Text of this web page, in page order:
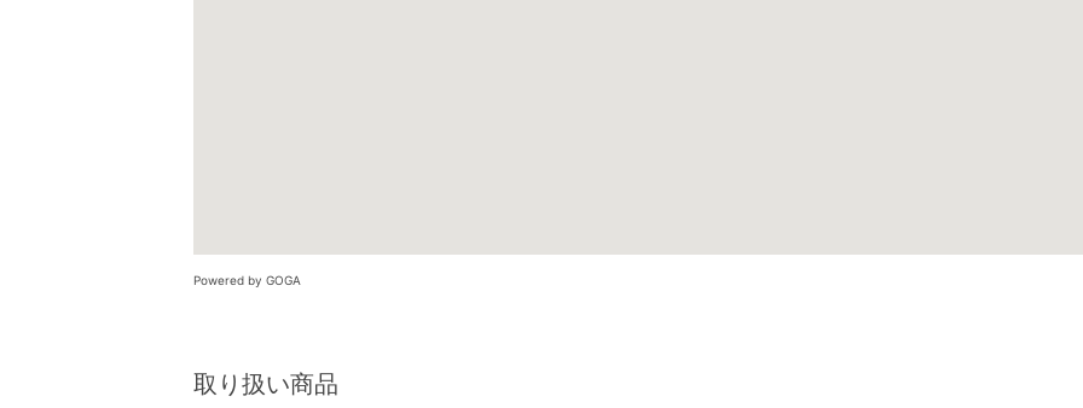
Powered by GOGA
取り扱い商品